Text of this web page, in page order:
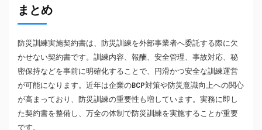
まとめ
防災訓練実施契約書は、防災訓練を外部事業者へ委託する際に欠
かせない契約書です。訓練内容、報酬、安全管理、事故対応、秘
密保持などを事前に明確化することで、円滑かつ安全な訓練運営
が可能になります。近年は企業のBCP対策や防災意識向上への関心
が高まっており、防災訓練の重要性も増しています。実務に即し
た契約書を整備し、万全の体制で防災訓練を実施することが重要
です。